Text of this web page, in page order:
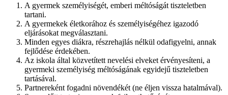
A gyermek személyiségét, emberi méltóságát tiszteletben
tartani.
A gyermekek életkorához és személyiségéhez igazodó
eljárásokat megválasztani.
Minden egyes diákra, részrehajlás nélkül odafigyelni, annak
fejlődése érdekében.
Az iskola által közvetített nevelési elveket érvényesíteni, a
gyermeki személyiség méltóságának egyidejű tiszteletben
tartásával.
Partnereként fogadni növendékét (ne éljen vissza hatalmával).